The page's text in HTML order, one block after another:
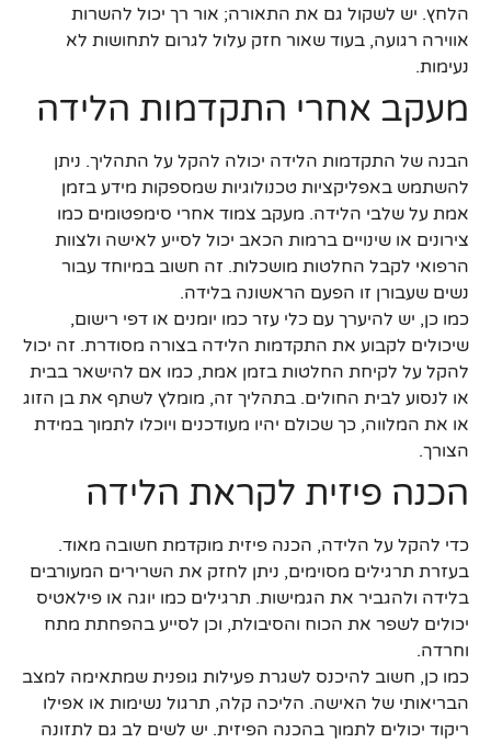
הלחץ. יש לשקול גם את התאורה; אור רך יכול להשרות
אווירה רגועה, בעוד שאור חזק עלול לגרום לתחושות לא
נעימות.
מעקב אחרי התקדמות הלידה
הבנה של התקדמות הלידה יכולה להקל על התהליך. ניתן
להשתמש באפליקציות טכנולוגיות שמספקות מידע בזמן
אמת על שלבי הלידה. מעקב צמוד אחרי סימפטומים כמו
צירונים או שינויים ברמות הכאב יכול לסייע לאישה ולצוות
הרפואי לקבל החלטות מושכלות. זה חשוב במיוחד עבור
נשים שעבורן זו הפעם הראשונה בלידה.
כמו כן, יש להיערך עם כלי עזר כמו יומנים או דפי רישום,
שיכולים לקבוע את התקדמות הלידה בצורה מסודרת. זה יכול
להקל על לקיחת החלטות בזמן אמת, כמו אם להישאר בבית
או לנסוע לבית החולים. בתהליך זה, מומלץ לשתף את בן הזוג
או את המלווה, כך שכולם יהיו מעודכנים ויוכלו לתמוך במידת
הצורך.
הכנה פיזית לקראת הלידה
כדי להקל על הלידה, הכנה פיזית מוקדמת חשובה מאוד.
בעזרת תרגילים מסוימים, ניתן לחזק את השרירים המעורבים
בלידה ולהגביר את הגמישות. תרגילים כמו יוגה או פילאטיס
יכולים לשפר את הכוח והסיבולת, וכן לסייע בהפחתת מתח
וחרדה.
כמו כן, חשוב להיכנס לשגרת פעילות גופנית שמתאימה למצב
הבריאותי של האישה. הליכה קלה, תרגול נשימות או אפילו
ריקוד יכולים לתמוך בהכנה הפיזית. יש לשים לב גם לתזונה